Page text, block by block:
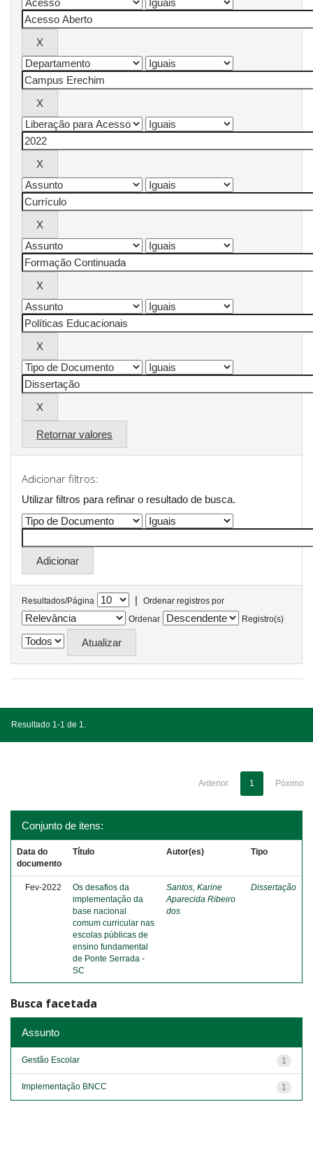
Retornar valores
Adicionar filtros:
Utilizar filtros para refinar o resultado de busca.
Resultados/Página |
Ordenar registros por
Ordenar
Registro(s)
Resultado 1-1 de 1.
Anterior 1 Póximo
Conjunto de itens:
Data do
documento
Título Autor(es) Tipo
Fev-2022
Os desafios da
implementação da
base nacional
comum curricular nas
escolas públicas de
ensino fundamental
de Ponte Serrada -
SC
Santos, Karine
Aparecida Ribeiro
dos
Dissertação
Busca facetada
Assunto
1
Gestão Escolar
1
Implementação BNCC